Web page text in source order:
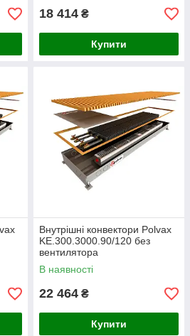
18 414 ₴
Купити
Внутрішні конвектори Polvax
KE.300.3000.90/120 без
вентилятора
В наявності
22 464 ₴
Купити